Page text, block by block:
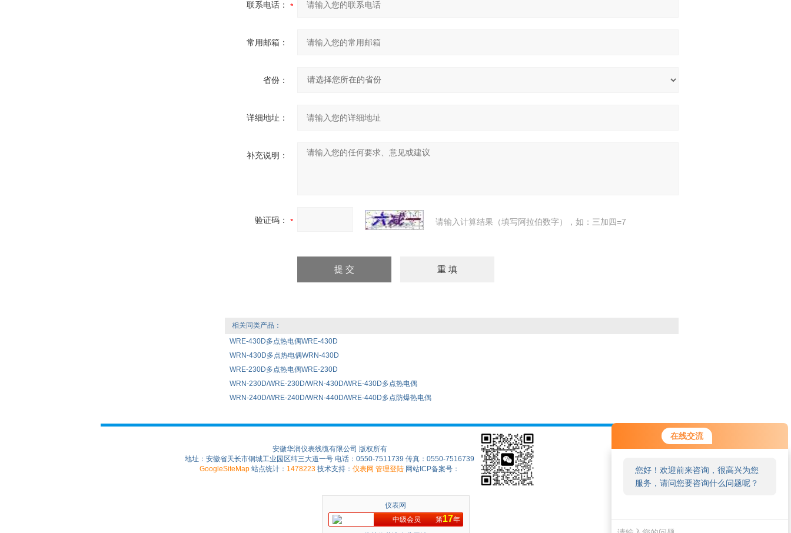
在线交流
您好！欢迎前来咨询，很高兴为您
服务，请问您要咨询什么问题呢？
联系电话：
常用邮箱：
省份：
详细地址：
补充说明：
验证码： 请输入计算结果（填写阿拉伯数字），如：三加四=7
相关同类产品：
WRE-430D多点热电偶WRE-430D
WRN-430D多点热电偶WRN-430D
WRE-230D多点热电偶WRE-230D
WRN-230D/WRE-230D/WRN-430D/WRE-430D多点热电偶
WRN-240D/WRE-240D/WRN-440D/WRE-440D多点防爆热电偶
安徽华润仪表线缆有限公司 版权所有
地址：安徽省天长市铜城工业园区纬三大道一号 电话：0550-7511739 传真：0550-7516739
GoogleSiteMap 站点统计： 1478223 技术支持： 仪表网 管理登陆 网站ICP备案号：
仪表网
中级会员
第17年